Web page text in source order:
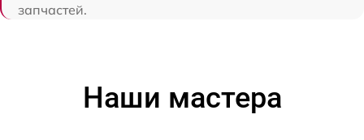
запчастей.
Наши мастера